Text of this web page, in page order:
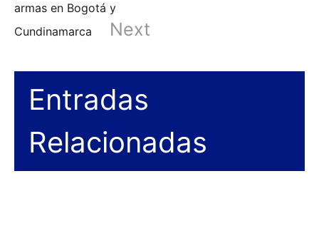
armas en Bogotá y
Cundinamarca
Next
Entradas
Relacionadas